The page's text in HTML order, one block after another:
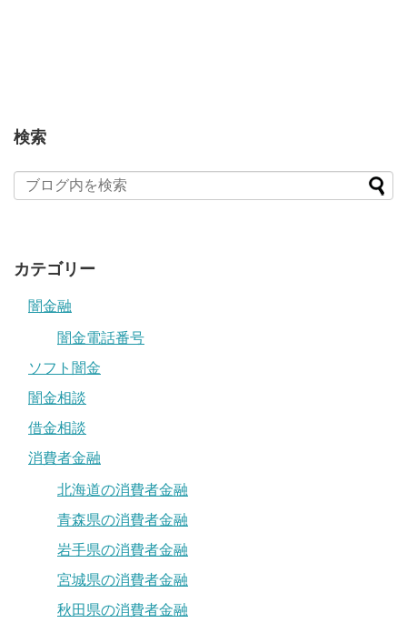
検索
カテゴリー
闇金融
闇金電話番号
ソフト闇金
闇金相談
借金相談
消費者金融
北海道の消費者金融
青森県の消費者金融
岩手県の消費者金融
宮城県の消費者金融
秋田県の消費者金融